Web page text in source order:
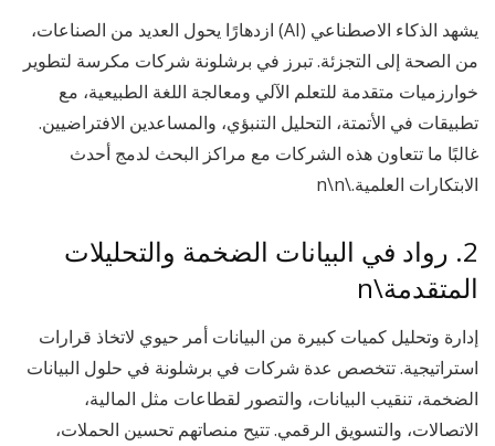
يشهد الذكاء الاصطناعي (AI) ازدهارًا يحول العديد من الصناعات،
من الصحة إلى التجزئة. تبرز في برشلونة شركات مكرسة لتطوير
خوارزميات متقدمة للتعلم الآلي ومعالجة اللغة الطبيعية، مع
تطبيقات في الأتمتة، التحليل التنبؤي، والمساعدين الافتراضيين.
غالبًا ما تتعاون هذه الشركات مع مراكز البحث لدمج أحدث
الابتكارات العلمية.\n\n
2. رواد في البيانات الضخمة والتحليلات
المتقدمة\n
إدارة وتحليل كميات كبيرة من البيانات أمر حيوي لاتخاذ قرارات
استراتيجية. تتخصص عدة شركات في برشلونة في حلول البيانات
الضخمة، تنقيب البيانات، والتصور لقطاعات مثل المالية،
الاتصالات، والتسويق الرقمي. تتيح منصاتهم تحسين الحملات،